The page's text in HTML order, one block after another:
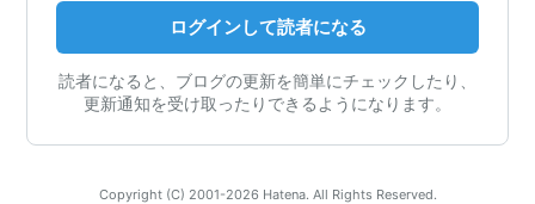
ログインして読者になる
読者になると、ブログの更新を簡単にチェックしたり、
更新通知を受け取ったりできるようになります。
Copyright (C) 2001-2026 Hatena. All Rights Reserved.